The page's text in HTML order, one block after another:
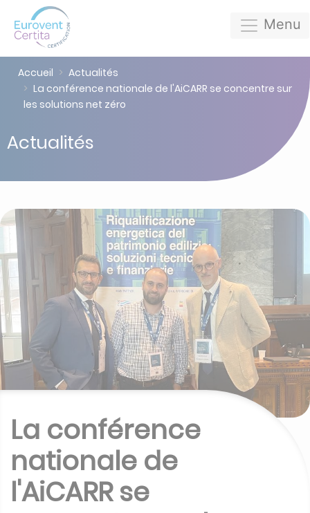
Menu
Accueil
Actualités
La conférence nationale de l'AiCARR se concentre sur
les solutions net zéro
Actualités
La conférence
nationale de
l'AiCARR se